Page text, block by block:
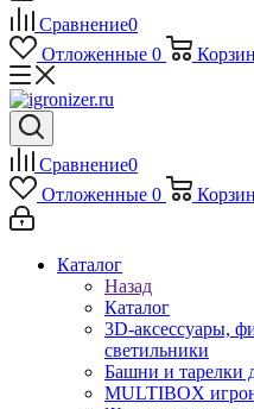
Сравнение0
Отложенные 0
Сравнение0
Отложенные 0
Каталог
Назад
Каталог
3D-аксессуары,
светильники
Башни и тарелки
MULTIBOX